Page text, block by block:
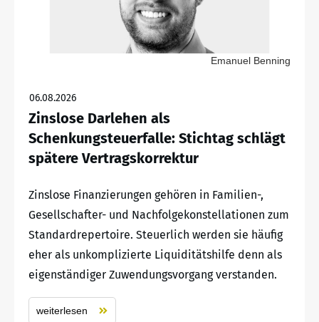
Emanuel Benning
06.08.2026
Zinslose Darlehen als
Schenkungsteuerfalle: Stichtag schlägt
spätere Vertragskorrektur
Zinslose Finanzierungen gehören in Familien-,
Gesellschafter- und Nachfolgekonstellationen zum
Standardrepertoire. Steuerlich werden sie häufig
eher als unkomplizierte Liquiditätshilfe denn als
eigenständiger Zuwendungsvorgang verstanden.
weiterlesen